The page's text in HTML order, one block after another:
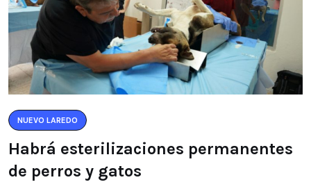
NUEVO LAREDO
Habrá esterilizaciones permanentes
de perros y gatos